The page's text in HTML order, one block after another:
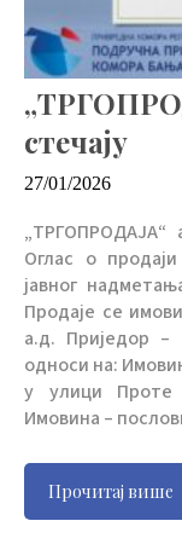
стечају
27/01/2026
„ТРГОПРОДАЈА“
Оглас о
јавног
Продаје се
а.д. Приједор –
односи на:
у улици Проте
Имовина –
Прочитај више